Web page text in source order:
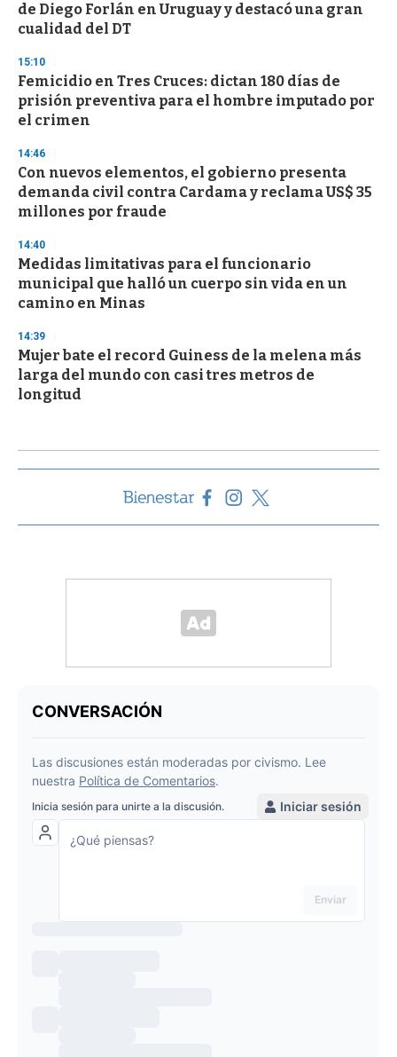
de Diego Forlán en Uruguay y destacó una gran
cualidad del DT
15:10
Femicidio en Tres Cruces: dictan 180 días de
prisión preventiva para el hombre imputado por
el crimen
14:46
Con nuevos elementos, el gobierno presenta
demanda civil contra Cardama y reclama US$ 35
millones por fraude
14:40
Medidas limitativas para el funcionario
municipal que halló un cuerpo sin vida en un
camino en Minas
14:39
Mujer bate el record Guiness de la melena más
larga del mundo con casi tres metros de
longitud